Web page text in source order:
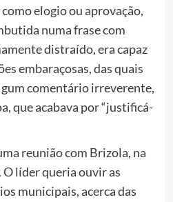
elogio ou aprovação,
numa frase com
distraído, era capaz
embaraçosas, das quais
comentário irreverente,
que acabava por “justificá-
reunião com Brizola, na
O líder queria ouvir as
municipais, acerca das